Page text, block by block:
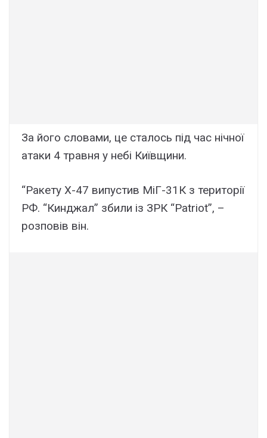
За його словами, це сталось під час нічної
атаки 4 травня у небі Київщини.
“Ракету Х-47 випустив МіГ-31К з території
РФ. “Кинджал” збили із ЗРК “Patriot”, –
розповів він.